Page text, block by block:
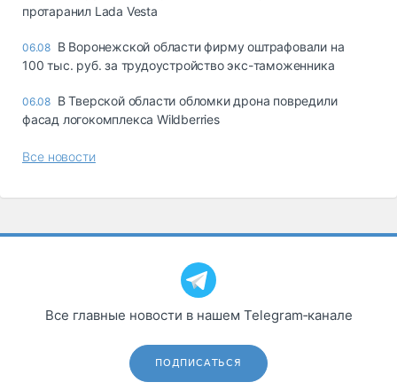
протаранил Lada Vesta
06.08 В Воронежской области фирму оштрафовали на
100 тыс. руб. за трудоустройство экс-таможенника
06.08 В Тверской области обломки дрона повредили
фасад логокомплекса Wildberries
Все новости
Все главные новости в нашем Telegram‑канале
ПОДПИСАТЬСЯ